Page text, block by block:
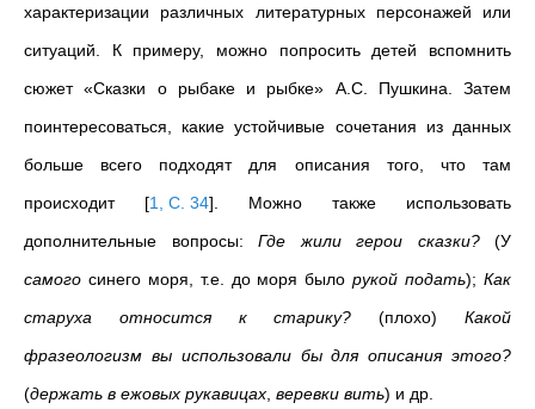
характеризации различных литературных персонажей или
ситуаций. К примеру, можно попросить детей вспомнить
сюжет «Сказки о рыбаке и рыбке» А.С. Пушкина. Затем
поинтересоваться, какие устойчивые сочетания из данных
больше всего подходят для описания того, что там
происходит [1, С. 34] . Можно также использовать
дополнительные вопросы: Где жили герои сказки?(У
самого синего моря, т.е. до моря былорукой подать); Как
старуха относится к старику? (плохо) Какой
фразеологизм вы использовали бы для описания этого?
(держать в ежовых рукавицах веревки вить) и др.